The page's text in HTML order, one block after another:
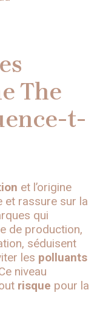
The
t-
et l’origine
et rassure sur la
qui
de production,
séduisent
les polluants
niveau
risque pour la